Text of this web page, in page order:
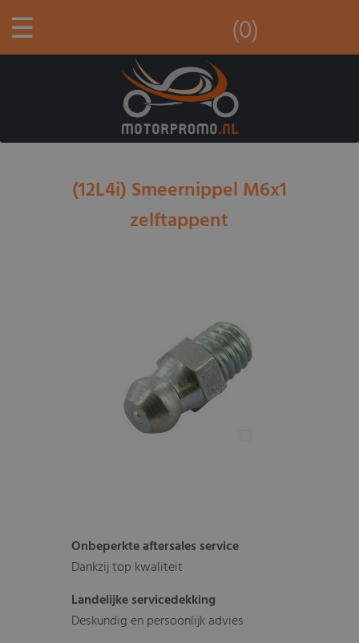
☰ (0)
(12L4i) Smeernippel M6x1
zelftappent
Onbeperkte aftersales service
Dankzij top kwaliteit
Landelijke servicedekking
Deskundig en persoonlijk advies